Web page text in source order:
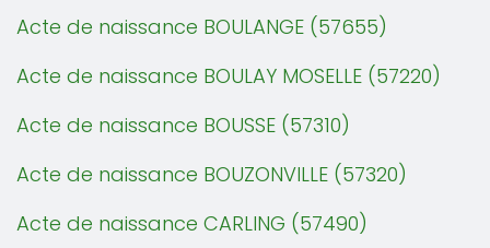
Acte de naissance BOULANGE (57655)
Acte de naissance BOULAY MOSELLE (57220)
Acte de naissance BOUSSE (57310)
Acte de naissance BOUZONVILLE (57320)
Acte de naissance CARLING (57490)